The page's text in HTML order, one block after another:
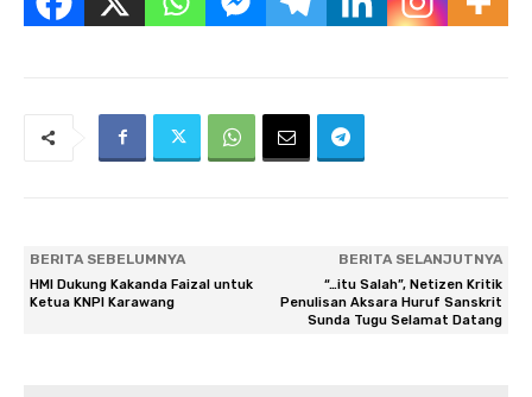
BERITA SEBELUMNYA
HMI Dukung Kakanda Faizal untuk
Ketua KNPI Karawang
BERITA SELANJUTNYA
“…itu Salah”, Netizen Kritik
Penulisan Aksara Huruf Sanskrit
Sunda Tugu Selamat Datang